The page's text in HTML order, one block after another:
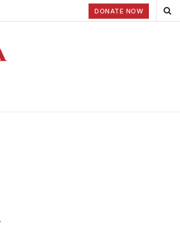
DONATE NOW